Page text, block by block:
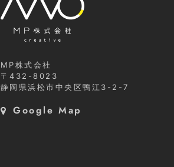
MP株式会社
〒432-8023
静岡県浜松市中央区鴨江3-2-7
Google Map